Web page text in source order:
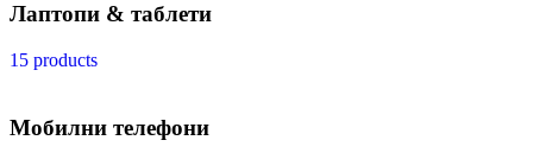
Лаптопи & таблети
15 products
Мобилни телефони